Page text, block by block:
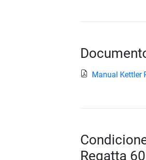
Manual Kettler
Regatta